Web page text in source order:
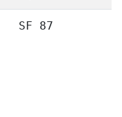
SF 87